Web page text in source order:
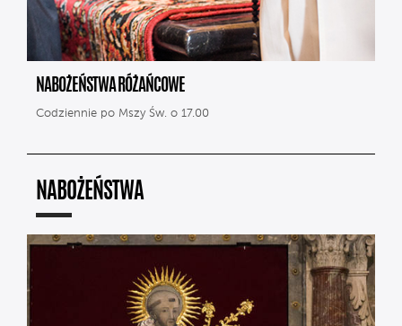
NABOŻEŃSTWA RÓŻAŃCOWE
Codziennie po Mszy Św. o 17.00
NABOŻEŃSTWA